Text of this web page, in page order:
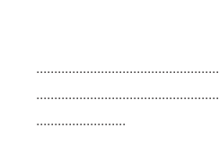
...................................................
...................................................
.........................